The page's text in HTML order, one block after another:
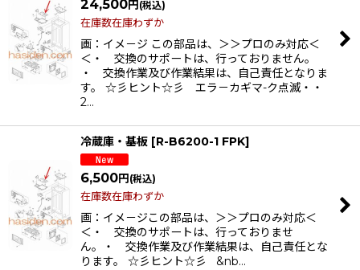
24,500円 (税込)
在庫数在庫わずか
画：イメ－ジ この部品は、＞＞プロのみ対応＜
＜・ 交換のサポートは、行っておりません。
・ 交換作業及び作業結果は、自己責任となりま
す。 ☆彡ヒント☆彡 エラ－カギマ-ク点滅・・
2…
冷蔵庫・基板 [R-B6200-1 FPK]
6,500円 (税込)
在庫数在庫わずか
画：イメ－ジこの部品は、＞＞プロのみ対応＜
＜・ 交換のサポートは、行っておりませ
ん。・ 交換作業及び作業結果は、自己責任とな
ります。 ☆彡ヒント☆彡 &nb…